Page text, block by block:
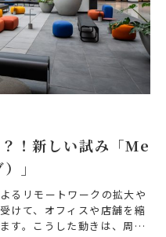
！新しい試み「Me
」
るリモートワークの拡大や
けて、オフィスや店舗を縮
す。こうした動きは、周辺